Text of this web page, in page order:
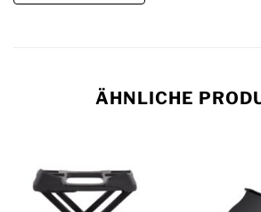
ÄHNLICHE